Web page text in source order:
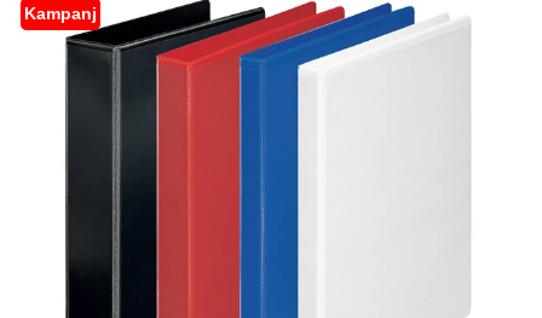
Kampanj